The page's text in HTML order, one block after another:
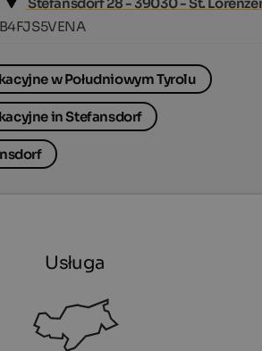
Stefansdorf 28 - 39030 - St.
w Południowym Tyrolu
in Stefansdorf
Usługa